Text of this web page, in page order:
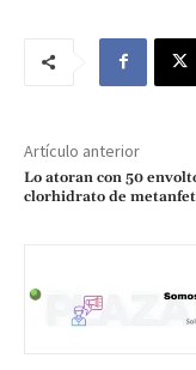
Artículo anterior
Lo atoran con 50
clorhidrato de